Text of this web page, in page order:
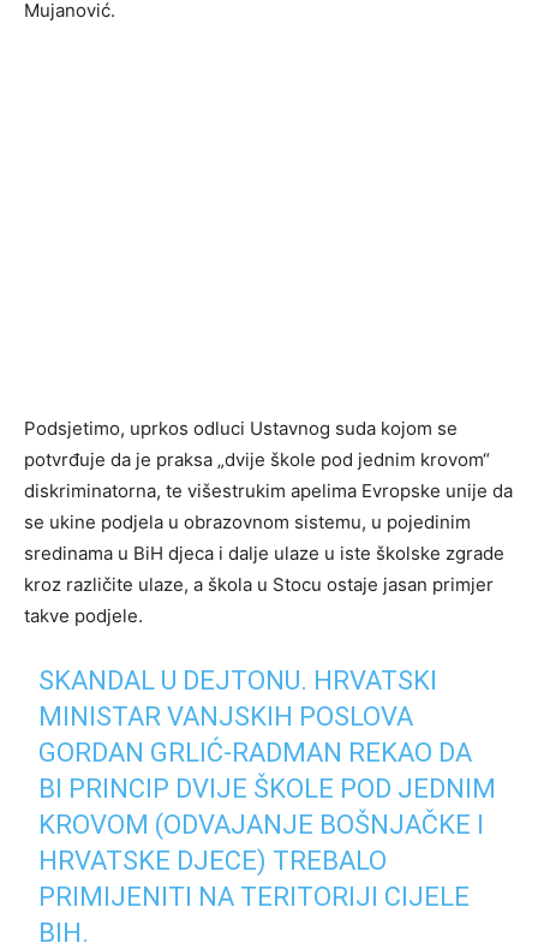
Mujanović.
Podsjetimo, uprkos odluci Ustavnog suda kojom se
potvrđuje da je praksa „dvije škole pod jednim krovom“
diskriminatorna, te višestrukim apelima Evropske unije da
se ukine podjela u obrazovnom sistemu, u pojedinim
sredinama u BiH djeca i dalje ulaze u iste školske zgrade
kroz različite ulaze, a škola u Stocu ostaje jasan primjer
takve podjele.
SKANDAL U DEJTONU. HRVATSKI
MINISTAR VANJSKIH POSLOVA
GORDAN GRLIĆ-RADMAN REKAO DA
BI PRINCIP DVIJE ŠKOLE POD JEDNIM
KROVOM (ODVAJANJE BOŠNJAČKE I
HRVATSKE DJECE) TREBALO
PRIMIJENITI NA TERITORIJI CIJELE
BIH.